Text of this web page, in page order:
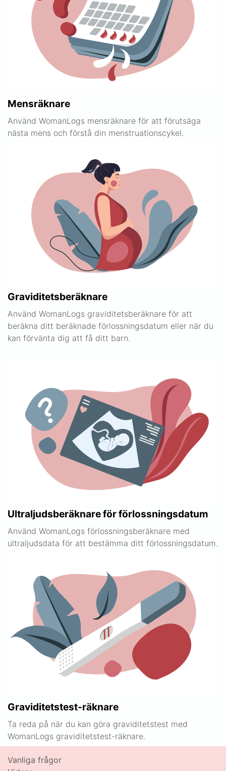
Mensräknare
Använd WomanLogs mensräknare för att förutsäga
nästa mens och förstå din menstruationscykel.
Graviditetsberäknare
Använd WomanLogs graviditetsberäknare för att
beräkna ditt beräknade förlossningsdatum eller när du
kan förvänta dig att få ditt barn.
Ultraljudsberäknare för förlossningsdatum
Använd WomanLogs förlossningsberäknare med
ultraljudsdata för att bestämma ditt förlossningsdatum.
Graviditetstest-räknare
Ta reda på när du kan göra graviditetstest med
WomanLogs graviditetstest-räknare.
Vanliga frågor